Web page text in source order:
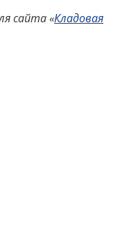
сайта «Кладовая